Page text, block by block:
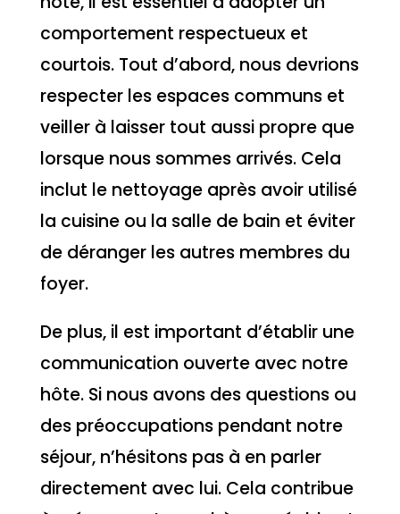
comportement respectueux et
courtois. Tout d’abord, nous devrions
respecter les espaces communs et
veiller à laisser tout aussi propre que
lorsque nous sommes arrivés. Cela
inclut le nettoyage après avoir utilisé
la cuisine ou la salle de bain et éviter
de déranger les autres membres du
foyer.
De plus, il est important d’établir une
communication ouverte avec notre
hôte. Si nous avons des questions ou
des préoccupations pendant notre
séjour, n’hésitons pas à en parler
directement avec lui. Cela contribue